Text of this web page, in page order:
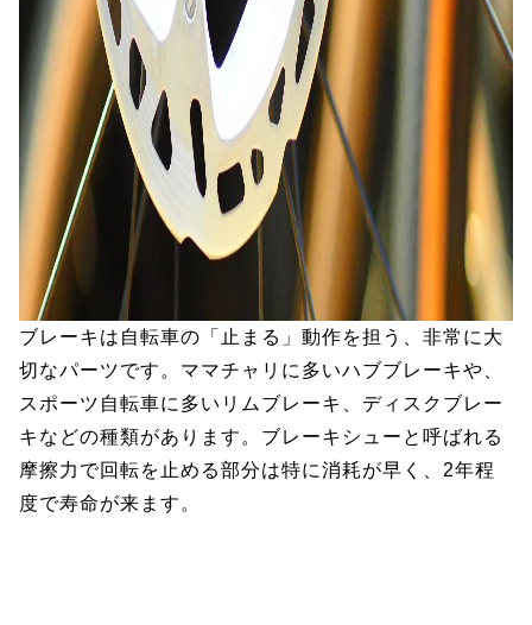
ブレーキは自転車の「止まる」動作を担う、非常に大
切なパーツです。ママチャリに多いハブブレーキや、
スポーツ自転車に多いリムブレーキ、ディスクブレー
キなどの種類があります。ブレーキシューと呼ばれる
摩擦力で回転を止める部分は特に消耗が早く、2年程
度で寿命が来ます。